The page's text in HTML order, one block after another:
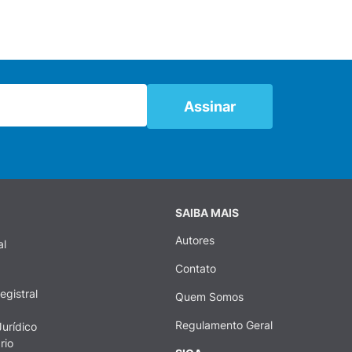
SAIBA MAIS
Autores
Contato
Quem Somos
Regulamento Geral